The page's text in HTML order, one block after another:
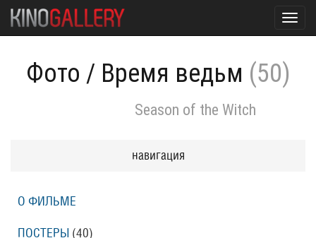
Фото / Время ведьм (50)
Season of the Witch
навигация
О ФИЛЬМЕ
ПОСТЕРЫ (40)